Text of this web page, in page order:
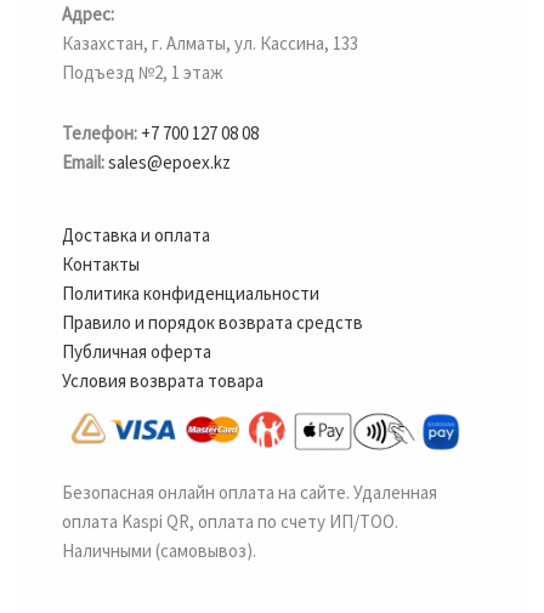
Адрес:
Казахстан, г. Алматы, ул. Кассина, 133
Подъезд №2, 1 этаж
Телефон: +7 700 127 08 08
Email:sales@epoex.kz
Доставка и оплата
Контакты
Политика конфиденциальности
Правило и порядок возврата средств
Публичная оферта
Условия возврата товара
Безопасная онлайн оплата на сайте. Удаленная
оплата Kaspi QR, оплата по счету ИП/ТОО.
Наличными (самовывоз).